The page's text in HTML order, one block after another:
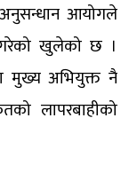
आयोगले
गरेको खुलेको छ ।
मुख्य अभियुक्त नै
लापरबाहीको